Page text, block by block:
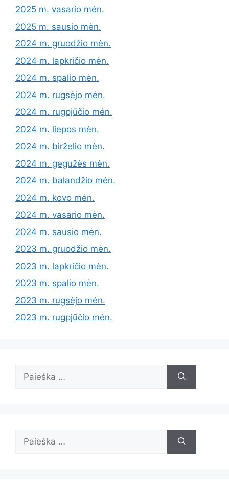
2025 m. vasario mėn.
2025 m. sausio mėn.
2024 m. gruodžio mėn.
2024 m. lapkričio mėn.
2024 m. spalio mėn.
2024 m. rugsėjo mėn.
2024 m. rugpjūčio mėn.
2024 m. liepos mėn.
2024 m. birželio mėn.
2024 m. gegužės mėn.
2024 m. balandžio mėn.
2024 m. kovo mėn.
2024 m. vasario mėn.
2024 m. sausio mėn.
2023 m. gruodžio mėn.
2023 m. lapkričio mėn.
2023 m. spalio mėn.
2023 m. rugsėjo mėn.
2023 m. rugpjūčio mėn.
Ieškoti:
Ieškoti: